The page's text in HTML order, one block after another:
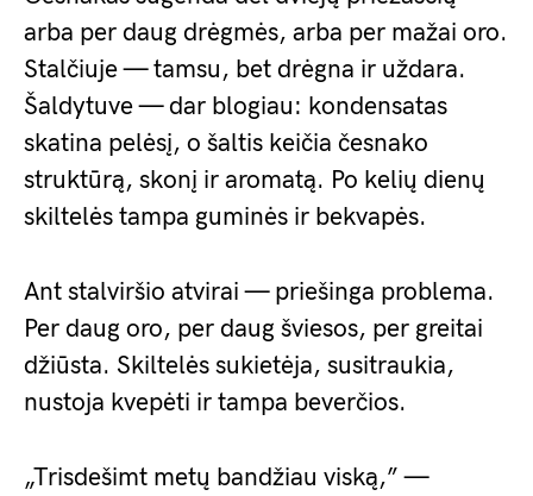
arba per daug drėgmės, arba per mažai oro.
Stalčiuje — tamsu, bet drėgna ir uždara.
Šaldytuve — dar blogiau: kondensatas
skatina pelėsį, o šaltis keičia česnako
struktūrą, skonį ir aromatą. Po kelių dienų
skiltelės tampa guminės ir bekvapės.
Ant stalviršio atvirai — priešinga problema.
Per daug oro, per daug šviesos, per greitai
džiūsta. Skiltelės sukietėja, susitraukia,
nustoja kvepėti ir tampa beverčios.
„Trisdešimt metų bandžiau viską,” —